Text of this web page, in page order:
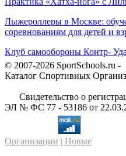
Лыжероллеры в Москве:
соревнованиям для детей и
Клуб самообороны Контр-
© 2007-2026 SportSchools.ru -
Каталог Спортивных
Свидетельство о
ЭЛ № ФС 77 - 53186 от
Организации | Новые